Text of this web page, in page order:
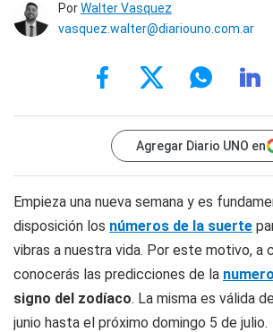
PorWalter Vasquez
vasquez.walter@diariouno.com.ar
Agregar Diario UNO en
Empieza una nueva semana y es
disposición los números de la suerte
vibras a nuestra vida. Por este motivo, a
conocerás las predicciones de la
signo del zodíaco. La misma es válida
junio hasta el próximo domingo 5 de julio.